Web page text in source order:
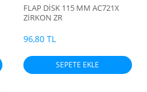
FLAP DİSK 115 MM AC721X
ZİRKON ZR
96,80 TL
SEPETE EKLE